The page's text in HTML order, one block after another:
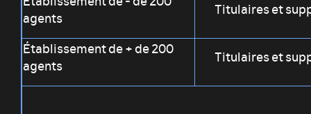
agents
Titulaires et
Établissement de + de 200
agents
Titulaires et